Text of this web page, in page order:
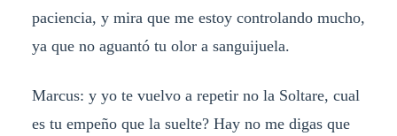
paciencia, y mira que me estoy controlando mucho,
ya que no aguantó tu olor a sanguijuela.
Marcus: y yo te vuelvo a repetir no la Soltare, cual
es tu empeño que la suelte? Hay no me digas que